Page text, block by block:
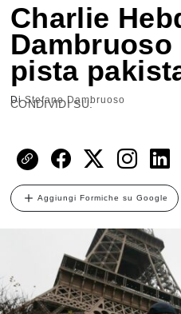
Charlie
pista
DiStefano Dambruoso
CONDIVIDI SU:
Aggiungi Formiche su Google